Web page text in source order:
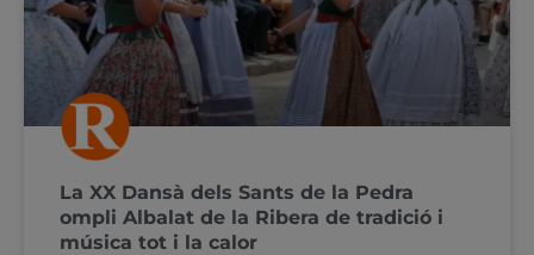
La XX Dansà dels Sants de la Pedra
ompli Albalat de la Ribera de tradició i
música tot i la calor